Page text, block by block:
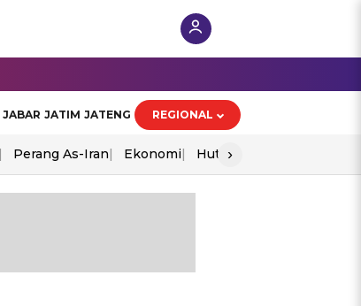
JABAR JATIM JATENG REGIONAL
Perang As-Iran Ekonomi Hut Ri
›